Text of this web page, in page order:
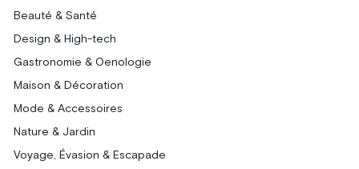
Beauté & Santé
Design & High-tech
Gastronomie & Oenologie
Maison & Décoration
Mode & Accessoires
Nature & Jardin
Voyage, Évasion & Escapade